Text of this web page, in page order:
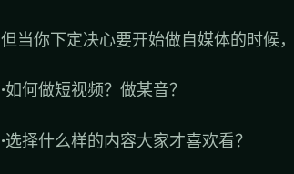
但当你下定决心要开始做自媒体的时候，
·如何做短视频？做某音？
·选择什么样的内容大家才喜欢看？